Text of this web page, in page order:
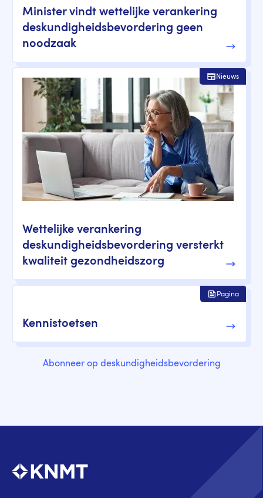
Minister vindt wettelijke verankering
deskundigheidsbevordering geen
noodzaak
Wettelijke verankering
deskundigheidsbevordering versterkt
kwaliteit gezondheidszorg
Nieuws
Kennistoetsen
Pagina
Abonneer op deskundigheidsbevordering